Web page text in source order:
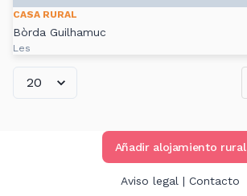
CASA RURAL
Bòrda Guilhamuc
Les
Añadir alojamiento rural
Aviso legal | Contacto